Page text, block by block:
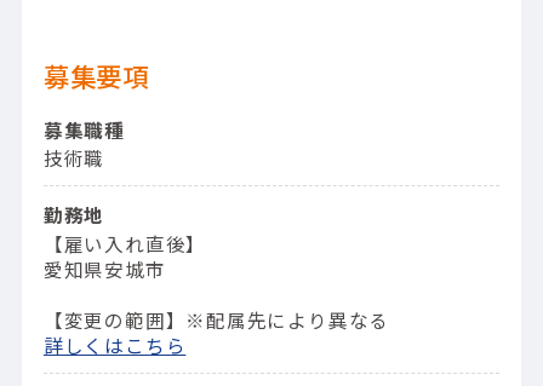
募集要項
募集職種
技術職
勤務地
【雇い入れ直後】
愛知県安城市
【変更の範囲】※配属先により異なる
詳しくはこちら